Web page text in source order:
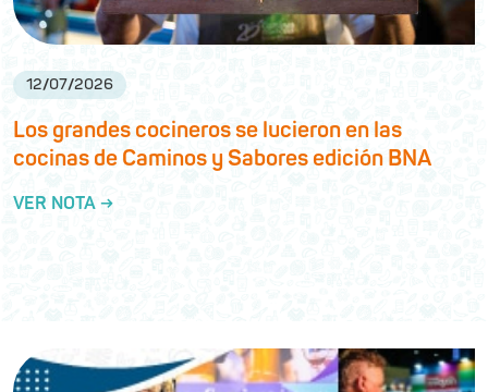
12/07/2026
Los grandes cocineros se lucieron en las
cocinas de Caminos y Sabores edición BNA
VER NOTA →